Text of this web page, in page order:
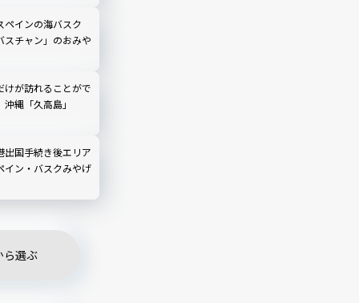
ペインの海バスク
スチャン」のおみや
けが訪れることがで
縄「久高島」
出国手続き後エリア
イン・バスクみやげ
ら選ぶ